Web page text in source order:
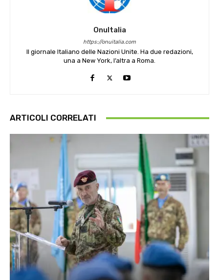
OnuItalia
https://onuitalia.com
Il giornale Italiano delle Nazioni Unite. Ha due redazioni,
una a New York, l’altra a Roma.
ARTICOLI CORRELATI